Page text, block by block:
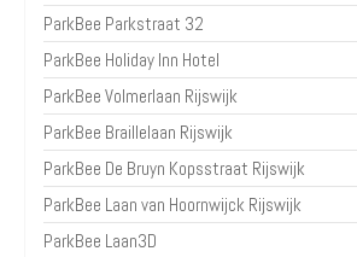
ParkBee Parkstraat 32
ParkBee Holiday Inn Hotel
ParkBee Volmerlaan Rijswijk
ParkBee Braillelaan Rijswijk
ParkBee De Bruyn Kopsstraat Rijswijk
ParkBee Laan van Hoornwijck Rijswijk
ParkBee Laan3D